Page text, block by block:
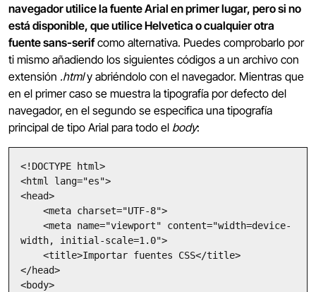
navegador utilice la fuente Arial en primer lugar, pero si no
está disponible, que utilice Helvetica o cualquier otra
fuente sans-serifcomo alternativa. Puedes comprobarlo por
ti mismo añadiendo los siguientes códigos a un archivo con
extensión .htmly abriéndolo con el navegador. Mientras que
en el primer caso se muestra la tipografía por defecto del
navegador, en el segundo se especifica una tipografía
principal de tipo Arial para todo el body:
<!DOCTYPE html>
<html lang="es">
<head>
width, initial-scale=1.0">
</head>
<body>